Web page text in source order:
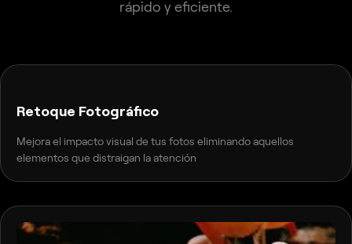
rápido y eficiente.
Retoque Fotográfico
Mejora el impacto visual de tus fotos eliminando aquellos
elementos que distraigan la atención